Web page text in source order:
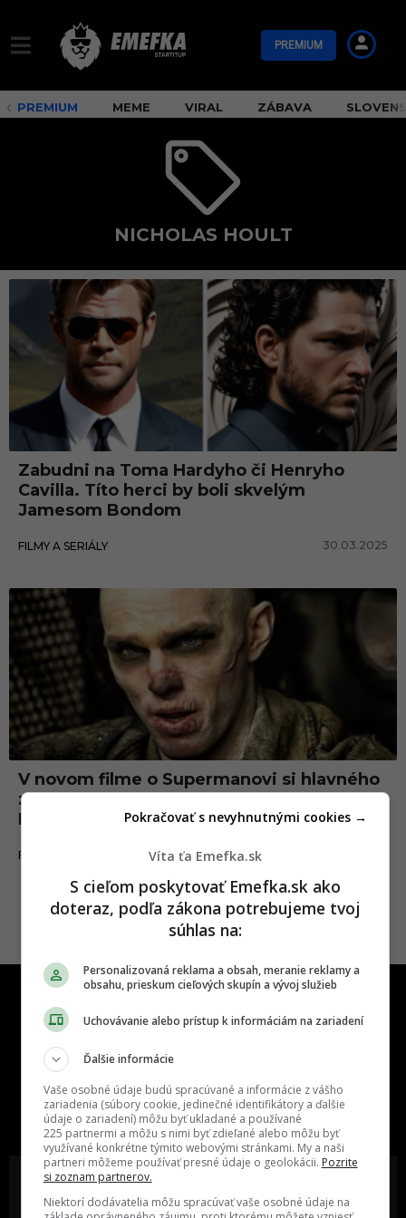
PREMIUM
PREMIUM MEME VIRAL ZÁBAVA
NICHOLAS HOULT
i
c
o
l
a
s
H
o
l
t
Zabudni na Toma Hardyho či Henryho
Cavilla. Títo herci by boli skvelým
Jamesom Bondom
FILMY A SERIÁLY 30.03.2025
V novom filme o Supermanovi si hlavného
záporáka Lexa Luthora zahrá herec z filmu
Mad Max
FILMY A SERIÁLY
One time najzábavnejšie miesto na
slovenskom internete, next time
najzabávnejšie miesto na svete
Víta ťa Emefka.sk
S cieľom poskytovať Emefka.sk ako
doteraz, podľa zákona potrebujeme tvoj
súhlas na:
Personalizovaná reklama a obsah, meranie reklamy a
obsahu, prieskum cieľových skupín a vývoj služieb
Uchovávanie alebo prístup k informáciám na zariadení
Ďalšie informácie
Vaše osobné údaje budú spracúvané a informácie z vášho
zariadenia (súbory cookie, jedinečné identifikátory a ďalšie
údaje o zariadení) môžu byť ukladané a používané
225 partnermi a môžu s nimi byť zdieľané alebo môžu byť
využívané konkrétne týmito webovými stránkami. My a naši
partneri môžeme používať presné údaje o geolokácii. Pozrite
si zoznam partnerov.
Niektorí dodávatelia môžu spracúvať vaše osobné údaje na
Pokračovať s nevyhnutnými cookies →